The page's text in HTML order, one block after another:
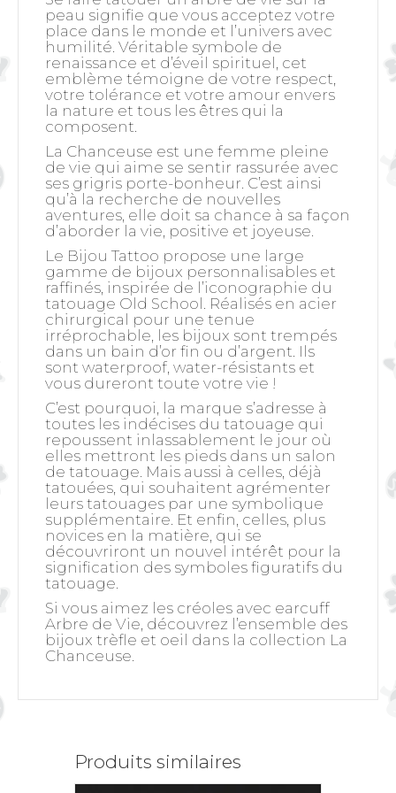
peau signifie que vous acceptez votre
place dans le monde et l’univers avec
humilité. Véritable symbole de
renaissance et d’éveil spirituel, cet
emblème témoigne de votre respect,
votre tolérance et votre amour envers
la nature et tous les êtres qui la
composent.
La Chanceuse est une femme pleine
de vie qui aime se sentir rassurée avec
ses grigris porte-bonheur. C’est ainsi
qu’à la recherche de nouvelles
aventures, elle doit sa chance à sa façon
d’aborder la vie, positive et joyeuse.
Le Bijou Tattoo propose une large
gamme de bijoux personnalisables et
raffinés, inspirée de l’iconographie du
tatouage Old School. Réalisés en acier
chirurgical pour une tenue
irréprochable, les bijoux sont trempés
dans un bain d’or fin ou d’argent. Ils
sont waterproof, water-résistants et
vous dureront toute votre vie !
C’est pourquoi, la marque s’adresse à
toutes les indécises du tatouage qui
repoussent inlassablement le jour où
elles mettront les pieds dans un salon
de tatouage. Mais aussi à celles, déjà
tatouées, qui souhaitent agrémenter
leurs tatouages par une symbolique
supplémentaire. Et enfin, celles, plus
novices en la matière, qui se
découvriront un nouvel intérêt pour la
signification des symboles figuratifs du
tatouage.
Si vous aimez les créoles avec earcuff
Arbre de Vie, découvrez l’ensemble des
bijoux trèfle et oeil dans la collection La
Chanceuse.
Produits similaires